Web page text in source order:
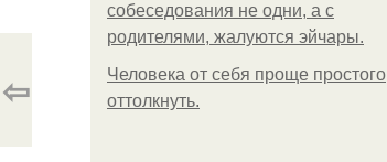
собеседования не одни, а с
родителями, жалуются эйчары.
Человека от себя проще простого
оттолкнуть.
⇦